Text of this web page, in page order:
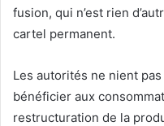
fusion, qui n’est rien
cartel permanent.
Les autorités ne nient
bénéficier aux
restructuration de la